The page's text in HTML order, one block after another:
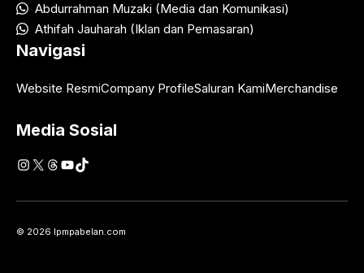
Abdurrahman Muzaki (Media dan Komunikasi)
Athifah Jauharah (Iklan dan Pemasaran)
Navigasi
Website ResmiCompany ProfileSaluran KamiMerchandise
Media Sosial
Instagram
X Threads
YouTube
TikTok
© 2026 lpmpabelan.com